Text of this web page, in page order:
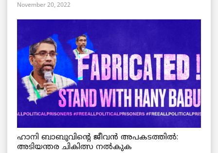
November 20, 2022
ഹാനി ബാബുവിന്റെ ജീവൻ അപകടത്തിൽ:
അടിയന്തര ചികിത്സ നൽകുക